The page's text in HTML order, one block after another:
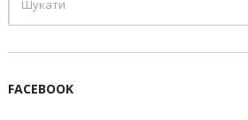
FACEBOOK